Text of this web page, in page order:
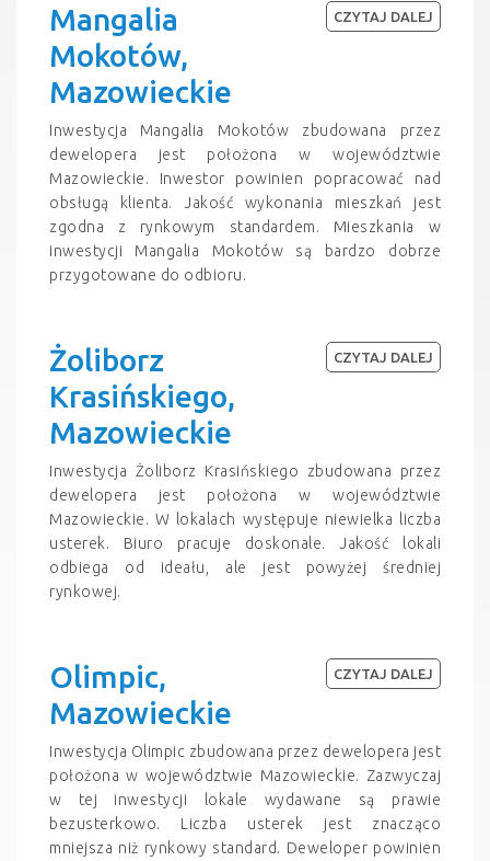
Mangalia
Mokotów,
Mazowieckie
Inwestycja Mangalia Mokotów zbudowana przez
dewelopera jest położona w województwie
Mazowieckie. Inwestor powinien popracować nad
obsługą klienta. Jakość wykonania mieszkań jest
zgodna z rynkowym standardem. Mieszkania w
inwestycji Mangalia Mokotów są bardzo dobrze
przygotowane do odbioru.
CZYTAJ DALEJ
Żoliborz
Krasińskiego,
Mazowieckie
Inwestycja Żoliborz Krasińskiego zbudowana przez
dewelopera jest położona w województwie
Mazowieckie. W lokalach występuje niewielka liczba
usterek. Biuro pracuje doskonale. Jakość lokali
odbiega od ideału, ale jest powyżej średniej
rynkowej.
CZYTAJ DALEJ
Olimpic,
Mazowieckie
Inwestycja Olimpic zbudowana przez dewelopera jest
położona w województwie Mazowieckie. Zazwyczaj
w tej inwestycji lokale wydawane są prawie
bezusterkowo. Liczba usterek jest znacząco
mniejsza niż rynkowy standard. Deweloper powinien
CZYTAJ DALEJ